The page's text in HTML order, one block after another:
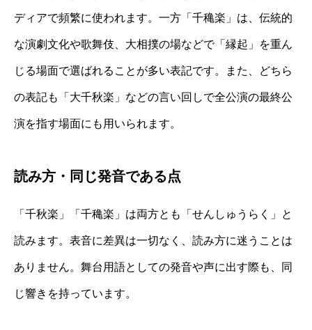
ディアで頻繁に使われます。一方「千穐楽」は、伝統的
な演劇文化や歌舞伎、大相撲の場などで「縁起」を重ん
じる場面で選ばれることが多い表記です。また、どちら
の表記も「大千秋楽」などの言い回しで全公演の最終公
演を指す場面にも用いられます。
読み方・同じ発音である点
「千秋楽」「千穐楽」は両方とも「せんしゅうらく」と
読みます。表音に差異は一切なく、読み方に迷うことは
ありません。舞台用語としての発音や声に出す際も、同
じ響きを持っています。